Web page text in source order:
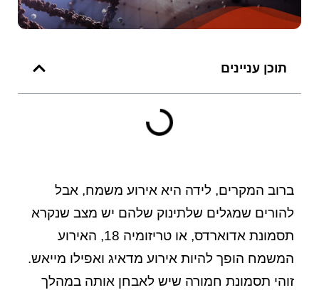
תוכן עניינים
ברוב המקרים, לידה היא אירוע משמח, אבל
להורים שמגלים שלתינוק שלהם יש מצב שנקרא
תסמונת אדוארדס, או טריזומיה 18, האירוע
המשמח הופך להיות אירוע מדאיג ואפילו מייאש.
זוהי תסמונת חמורה שיש לאבחן אותה במהלך